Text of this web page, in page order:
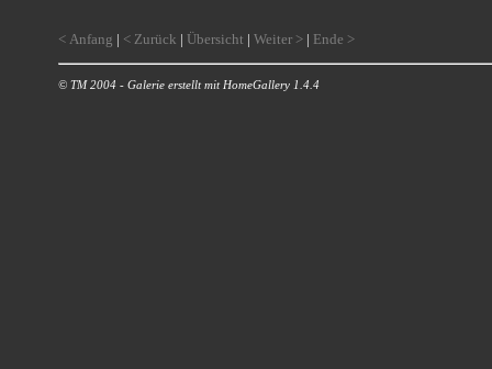
< Anfang | < Zurück | Übersicht |Weiter > | Ende >
© TM 2004 - Galerie erstellt mit HomeGallery 1.4.4